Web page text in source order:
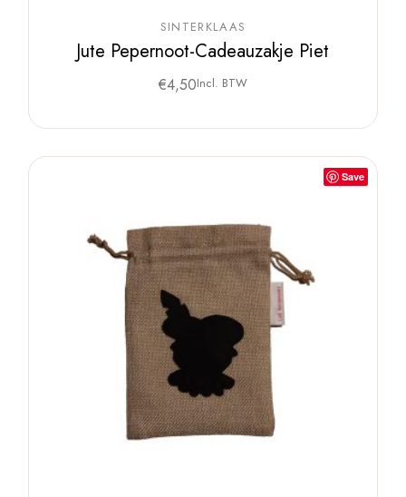
SINTERKLAAS
Jute Pepernoot-Cadeauzakje Piet
€4,50Incl. BTW
Save